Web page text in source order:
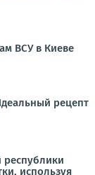
ВСУ в Киеве
рецепт
используя